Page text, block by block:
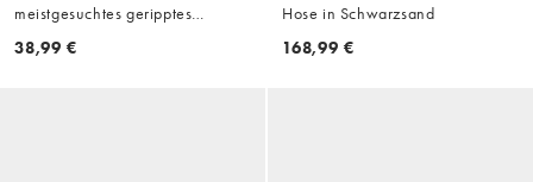
meistgesuchtes geripptes
Cardigan-Top mit Knopfleiste in
38,99 €
Hose in Schwarzsand
168,99 €